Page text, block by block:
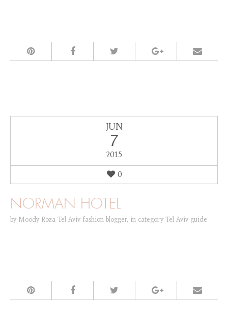
JUN
7
2015
0
NORMAN HOTEL
by Moody Roza Tel Aviv fashion blogger, in category Tel Aviv guide